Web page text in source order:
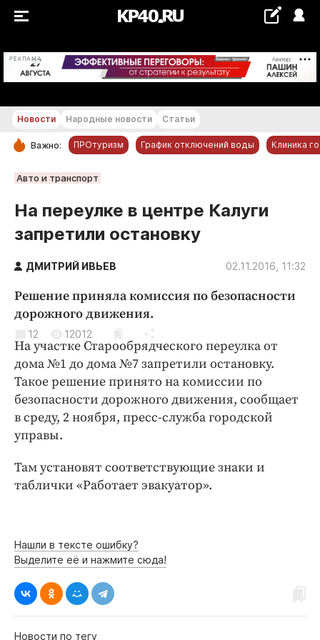
РЕКЛАМА +22...+23 °С
РУБРИКИ
Новости компаний
Статьи
Народные новости
Благоустройство
Криминал
Культура
Недвижимость и ЖКХ
Образование
Общество
Погода
Происшествия
ПРОЕКТЫ
Блоги
Издания
Новости Народные новости Статьи
Важно: ПРОтуризм График отключений воды Клиника
Авто и транспорт
На переулке в центре Калуги
запретили остановку
ДМИТРИЙ ИВЬЕВ 02.11.2016, 11:32
Решение приняла комиссия по безопасности
дорожного движения.
12 12012
На участке Старообрядческого переулка от
дома №1 до дома №7 запретили остановку.
Такое решение принято на комиссии по
безопасности дорожного движения, сообщает
в среду, 2 ноября, пресс-служба городской
управы.
Там установят соответствующие знаки и
таблички «Работает эвакуатор».
Нашли в тексте ошибку?
Выделите её и нажмите сюда!
Новости по тегу